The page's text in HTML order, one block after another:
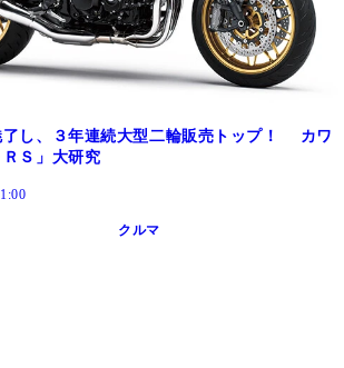
了し、３年連続大型二輪販売トップ！ カワ
Ｓ」大研究
クルマ